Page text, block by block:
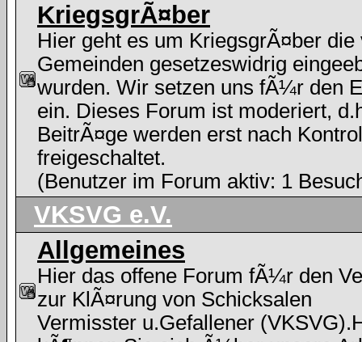
KriegsgrÃ¤ber
Hier geht es um KriegsgrÃ¤ber die
Gemeinden gesetzeswidrig
wurden. Wir setzen uns fÃ¼r den
ein. Dieses Forum ist moderiert,
BeitrÃ¤ge werden erst nach
freigeschaltet.
(Benutzer im Forum aktiv: 1
VKSVG e.V.
Allgemeines
Hier das offene Forum fÃ¼r den
zur KlÃ¤rung von Schicksalen
Vermisster u.Gefallener